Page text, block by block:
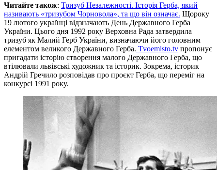
Читайте також: Тризуб Незалежності. Історія Герба, який
називають «тризубом Чорновола», та що він означає. Щороку
19 лютого українці відзначають День Державного Герба
України. Цього дня 1992 року Верховна Рада затвердила
тризуб як Малий Герб України, визначаючи його головним
елементом великого Державного Герба. Tvoemisto.tv пропонує
пригадати історію створення малого Державного Герба, що
втілювали львівські художник та історик. Зокрема, історик
Андрій Гречило розповідав про проєкт Герба, що переміг на
конкурсі 1991 року.